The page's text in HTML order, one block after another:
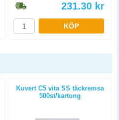
231.30 kr
KÖP
Kuvert C5 vita SS täckremsa
500st/kartong